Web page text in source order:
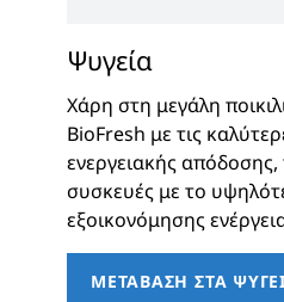
Ψυγεία
Χάρη στη μεγάλη
BioFresh με τις
ενεργειακής
συσκευές με το
εξοικονόμησης